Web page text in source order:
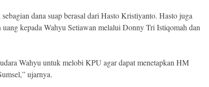
dana suap berasal dari Hasto Kristiyanto. Hasto juga
uang kepada Wahyu Setiawan melalui Donny Tri Istiqomah dan
Wahyu untuk melobi KPU agar dapat menetapkan HM
ujarnya.